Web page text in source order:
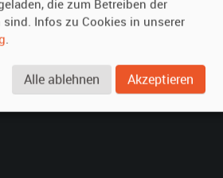
die zum Betreiben der
Infos zu Cookies in unserer
.
Alle ablehnen Akzeptieren